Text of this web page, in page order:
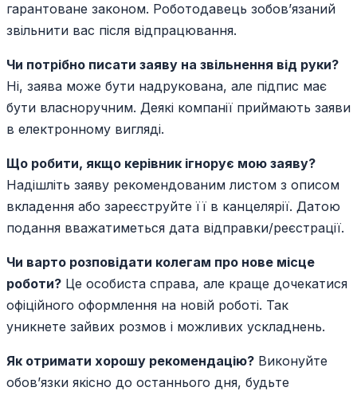
гарантоване законом. Роботодавець зобов’язаний
звільнити вас після відпрацювання.
Чи потрібно писати заяву на звільнення від руки?
Ні, заява може бути надрукована, але підпис має
бути власноручним. Деякі компанії приймають заяви
в електронному вигляді.
Що робити, якщо керівник ігнорує мою заяву?
Надішліть заяву рекомендованим листом з описом
вкладення або зареєструйте її в канцелярії. Датою
подання вважатиметься дата відправки/реєстрації.
Чи варто розповідати колегам про нове місце
роботи? Це особиста справа, але краще дочекатися
офіційного оформлення на новій роботі. Так
уникнете зайвих розмов і можливих ускладнень.
Як отримати хорошу рекомендацію? Виконуйте
обов’язки якісно до останнього дня, будьте